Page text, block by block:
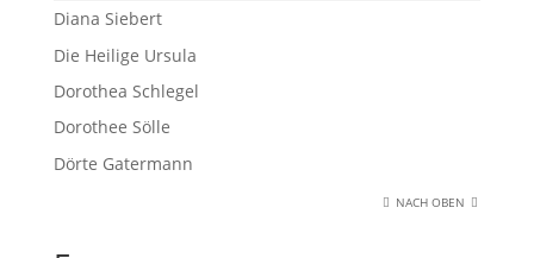
Diana Siebert
Die Heilige Ursula
Dorothea Schlegel
Dorothee Sölle
Dörte Gatermann
NACH OBEN